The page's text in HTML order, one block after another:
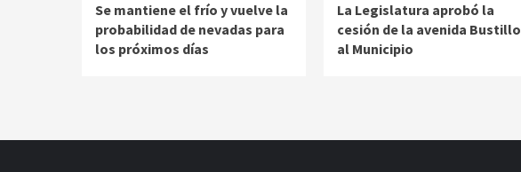
Se mantiene el frío y vuelve la
probabilidad de nevadas para
los próximos días
La Legislatura aprobó la
cesión de la avenida Bustillo
al Municipio